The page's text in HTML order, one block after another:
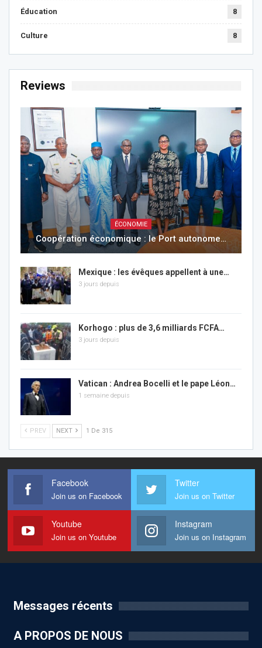
Éducation 8
Culture 8
Reviews
ÉCONOMIE
Coopération économique : le Port autonome…
Mexique : les évêques appellent à une…
3 jours depuis
Korhogo : plus de 3,6 milliards FCFA…
3 jours depuis
Vatican : Andrea Bocelli et le pape Léon…
1 semaine depuis
PREV NEXT 1 De 315
Facebook
Join us on Facebook
Twitter
Join us on Twitter
Youtube
Join us on Youtube
Instagram
Join us on Instagram
Messages récents
A PROPOS DE NOUS